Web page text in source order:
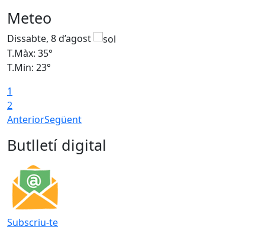
Meteo
Dissabte, 8 d’agost
T.Màx: 35°
T.Min: 23°
1
2
AnteriorSegüent
Butlletí digital
Subscriu-te